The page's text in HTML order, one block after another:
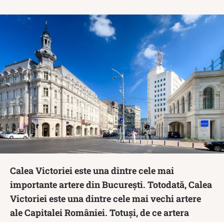
Calea Victoriei este una dintre cele mai
importante artere din București. Totodată, Calea
Victoriei este una dintre cele mai vechi artere
ale Capitalei României. Totuși, de ce artera